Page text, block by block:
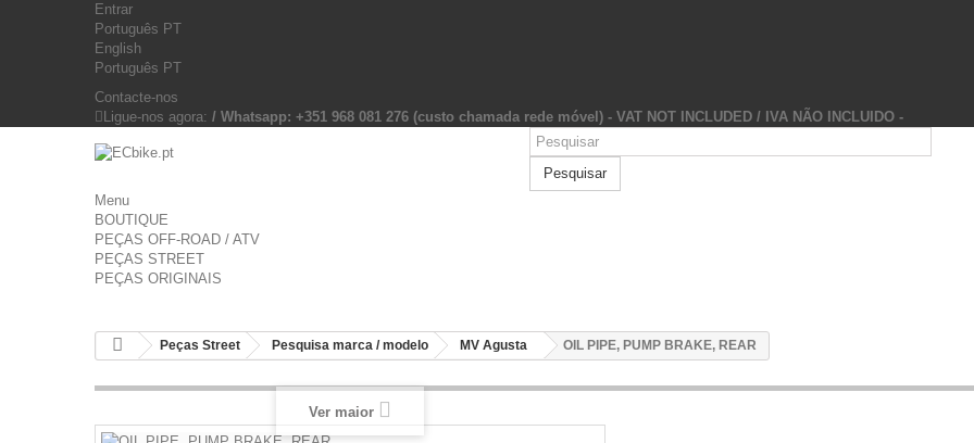
Entrar
Português PT
English
Português PT
Contacte-nos
Ligue-nos agora: / Whatsapp: +351 968 081 276 (custo chamada rede móvel) - VAT NOT INCLUDED / IVA NÃO INCLUIDO -
Pesquisar
Menu
BOUTIQUE
PEÇAS OFF-ROAD / ATV
PEÇAS STREET
PEÇAS ORIGINAIS
Peças Street Pesquisa marca / modelo MV Agusta OIL PIPE, PUMP BRAKE, REAR
Ver maior